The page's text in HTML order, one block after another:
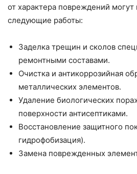
от характера повреждений могут
следующие работы:
Заделка трещин и сколов
ремонтными составами.
Очистка и антикоррозийная
металлических элементов.
Удаление биологических
поверхности антисептиками.
Восстановление защитного
гидрофобизация).
Замена поврежденных